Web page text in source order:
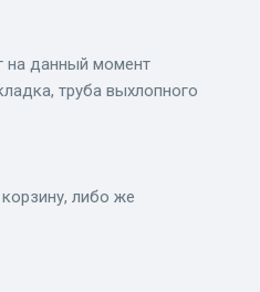
на данный момент
труба выхлопного
либо же